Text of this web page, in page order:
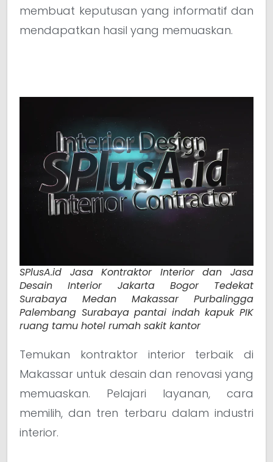
membuat keputusan yang informatif dan
mendapatkan hasil yang memuaskan.
SPlusA.id Jasa Kontraktor Interior dan Jasa
Desain Interior Jakarta Bogor Tedekat
Surabaya Medan Makassar Purbalingga
Palembang Surabaya pantai indah kapuk PIK
ruang tamu hotel rumah sakit kantor
Temukan kontraktor interior terbaik di
Makassar untuk desain dan renovasi yang
memuaskan. Pelajari layanan, cara
memilih, dan tren terbaru dalam industri
interior.